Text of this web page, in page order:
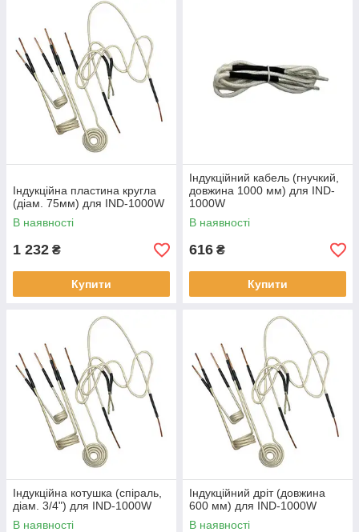
Індукційна пластина кругла
(діам. 75мм) для IND-1000W
В наявності
1 232 ₴
Купити
Індукційний кабель (гнучкий,
довжина 1000 мм) для IND-
1000W
В наявності
616 ₴
Купити
Індукційна котушка (спіраль,
діам. 3/4") для IND-1000W
В наявності
Індукційний дріт (довжина
600 мм) для IND-1000W
В наявності